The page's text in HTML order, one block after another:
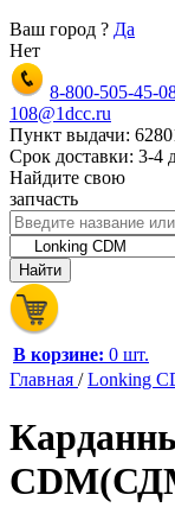
Ваш город ? Да
Нет
8-800-505-45-
108@1dcc.ru
Пункт выдачи:
Срок доставки: 3-4
Найдите свою
запчасть
В корзине: 0 шт.
Главная /Lonking